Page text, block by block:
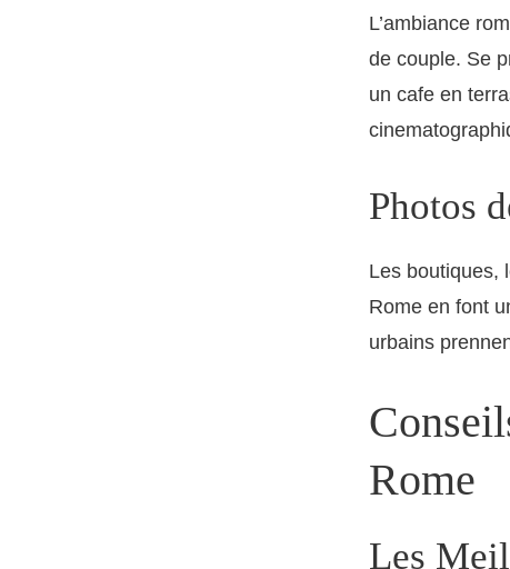
L’ambiance
de couple. Se
un cafe en
Photos
Les boutiques,
Rome en font
urbains
Rome
Les